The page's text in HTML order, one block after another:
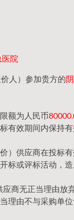
院
价人）参加贵方的
额为人民币
有效期间内保持
）供应商在投标
标或评标活动，
商无正当理由放
理由不与采购单